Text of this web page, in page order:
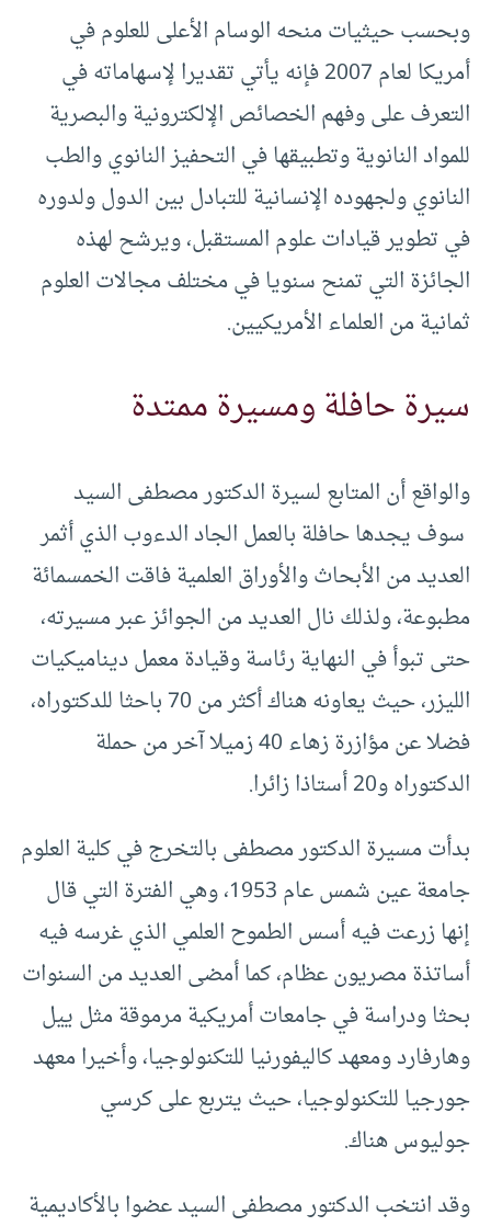
وبحسب حيثيات منحه الوسام الأعلى للعلوم في
أمريكا لعام 2007 فإنه يأتي تقديرا لإسهاماته في
التعرف على وفهم الخصائص الإلكترونية والبصرية
للمواد النانوية وتطبيقها في التحفيز النانوي والطب
النانوي ولجهوده الإنسانية للتبادل بين الدول ولدوره
في تطوير قيادات علوم المستقبل، ويرشح لهذه
الجائزة التي تمنح سنويا في مختلف مجالات العلوم
ثمانية من العلماء الأمريكيين.
سيرة حافلة ومسيرة ممتدة
والواقع أن المتابع لسيرة الدكتور مصطفى السيد
سوف يجدها حافلة بالعمل الجاد الدءوب الذي أثمر
العديد من الأبحاث والأوراق العلمية فاقت الخمسمائة
مطبوعة، ولذلك نال العديد من الجوائز عبر مسيرته،
حتى تبوأ في النهاية رئاسة وقيادة معمل ديناميكيات
الليزر، حيث يعاونه هناك أكثر من 70 باحثا للدكتوراه،
فضلا عن مؤازرة زهاء 40 زميلا آخر من حملة
الدكتوراه و20 أستاذا زائرا.
بدأت مسيرة الدكتور مصطفى بالتخرج في كلية العلوم
جامعة عين شمس عام 1953، وهي الفترة التي قال
إنها زرعت فيه أسس الطموح العلمي الذي غرسه فيه
أساتذة مصريون عظام، كما أمضى العديد من السنوات
بحثا ودراسة في جامعات أمريكية مرموقة مثل ييل
وهارفارد ومعهد كاليفورنيا للتكنولوجيا، وأخيرا معهد
جورجيا للتكنولوجيا، حيث يتربع على كرسي
جوليوس هناك.
وقد انتخب الدكتور مصطفى السيد عضوا بالأكاديمية